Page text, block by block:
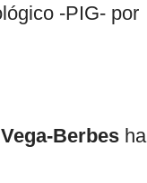
-PIG- por
Berbes ha